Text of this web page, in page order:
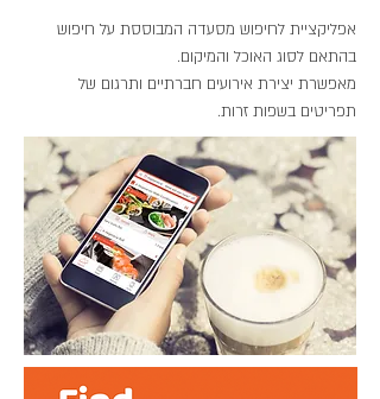
אפליקציית לחיפוש מסעדה המבוססת על חיפוש
בהתאם לסוג האוכל והמיקום.
מאפשרת יצירת אירועים חברתיים ותרגום של
תפריטים בשפות זרות.